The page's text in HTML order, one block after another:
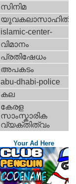
സിനിമ
യുവകലാസാഹിതി
islamic-center-
വിമാനം
പ്രതിഷേധം
അപകടം
abu-dhabi-police
കല
കേരള
സാംസ്കാരിക
വ്യക്തിത്വം
Your Ad Here